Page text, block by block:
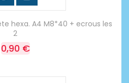
hexa. A4 M8*40 + ecrous les
2
0,90 €